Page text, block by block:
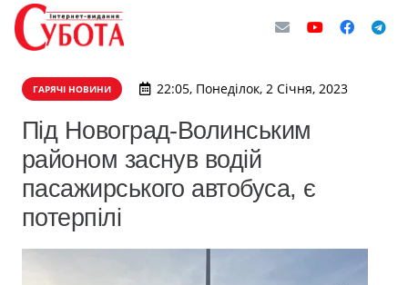
ГАРЯЧІ НОВИНИ 22:05, Понеділок, 2 Січня, 2023
Під Новоград-Волинським
районом заснув водій
пасажирського автобуса, є
потерпілі